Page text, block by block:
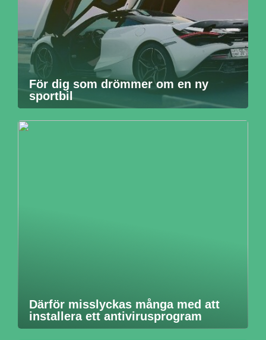
För dig som drömmer om en ny
sportbil
Därför misslyckas många med att
installera ett antivirusprogram